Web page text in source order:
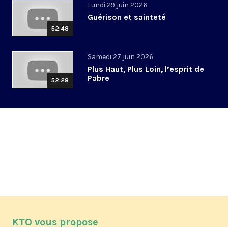
52:48
Lundi 29 juin 2026
Guérison et sainteté
52:28
Samedi 27 juin 2026
Plus Haut, Plus Loin, l’esprit de
Pabre
KTO vous propose